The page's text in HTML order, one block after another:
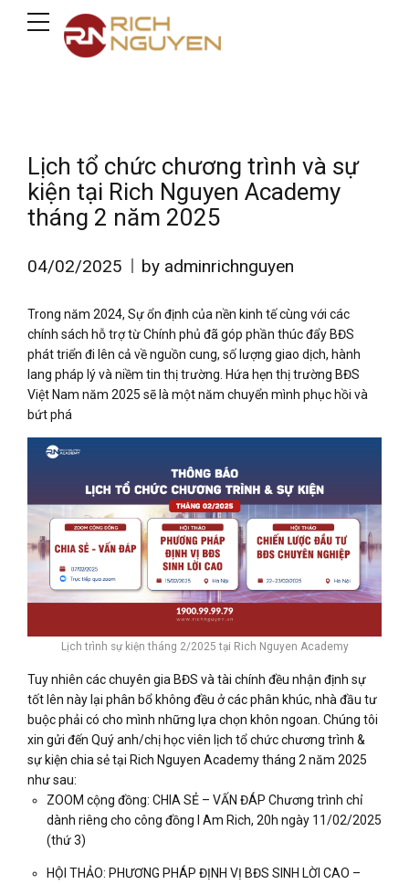
Lịch tổ chức chương trình và sự
kiện tại Rich Nguyen Academy
tháng 2 năm 2025
04/02/2025 by adminrichnguyen
Trong năm 2024, Sự ổn định của nền kinh tế cùng với các
chính sách hỗ trợ từ Chính phủ đã góp phần thúc đẩy BĐS
phát triển đi lên cả về nguồn cung, số lượng giao dịch, hành
lang pháp lý và niềm tin thị trường. Hứa hẹn thị trường BĐS
Việt Nam năm 2025 sẽ là một năm chuyển mình phục hồi và
bứt phá
Lịch trình sự kiện tháng 2/2025 tại Rich Nguyen Academy
Tuy nhiên các chuyên gia BĐS và tài chính đều nhận định sự
tốt lên này lại phân bổ không đều ở các phân khúc, nhà đầu tư
buộc phải có cho mình những lựa chọn khôn ngoan. Chúng tôi
xin gửi đến Quý anh/chị học viên lịch tổ chức chương trình &
sự kiện chia sẻ tại Rich Nguyen Academy tháng 2 năm 2025
như sau:
ZOOM cộng đồng: CHIA SẺ – VẤN ĐÁP Chương trình chỉ
dành riêng cho công đồng I Am Rich, 20h ngày 11/02/2025
(thứ 3)
HỘI THẢO: PHƯƠNG PHÁP ĐỊNH VỊ BĐS SINH LỜI CAO –